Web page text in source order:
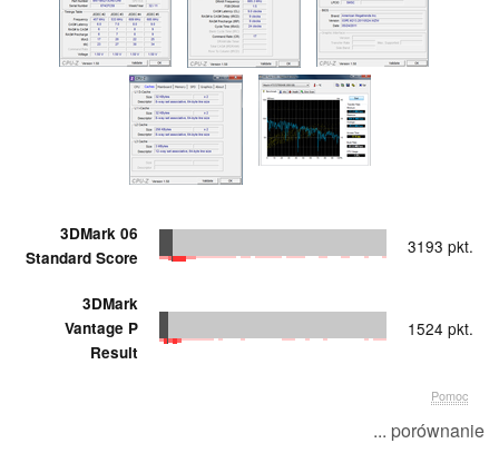
3DMark 06
Standard Score
3193 pkt.
3DMark
Vantage P
Result
1524 pkt.
Pomoc
... porównanie